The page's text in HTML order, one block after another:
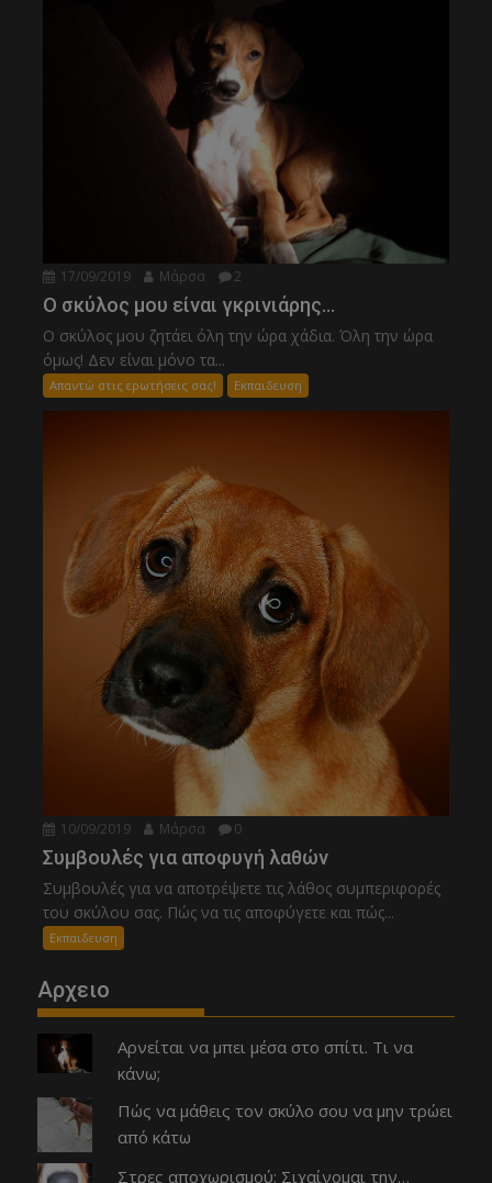
17/09/2019 Μάρσα 2
Ο σκύλος μου είναι γκρινιάρης…
Ο σκύλος μου ζητάει όλη την ώρα χάδια. Όλη την ώρα
όμως! Δεν είναι μόνο τα...
Απαντώ στις ερωτήσεις σας! Εκπαιδευση
10/09/2019 Μάρσα 0
Συμβουλές για αποφυγή λαθών
Συμβουλές για να αποτρέψετε τις λάθος συμπεριφορές
του σκύλου σας. Πώς να τις αποφύγετε και πώς...
Εκπαιδευση
Αρχειο
Αρνείται να μπει μέσα στο σπίτι. Τι να
κάνω;
Πώς να μάθεις τον σκύλο σου να μην τρώει
από κάτω
Στρες αποχωρισμού: Σιχαίνομαι την…